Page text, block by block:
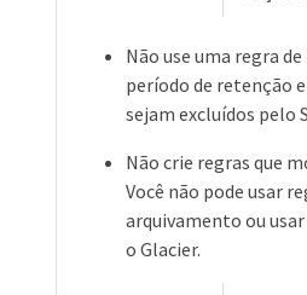
Não use uma regra
período de retenção
sejam excluídos pelo
Não crie regras que
Você não pode usar
arquivamento ou
o Glacier.